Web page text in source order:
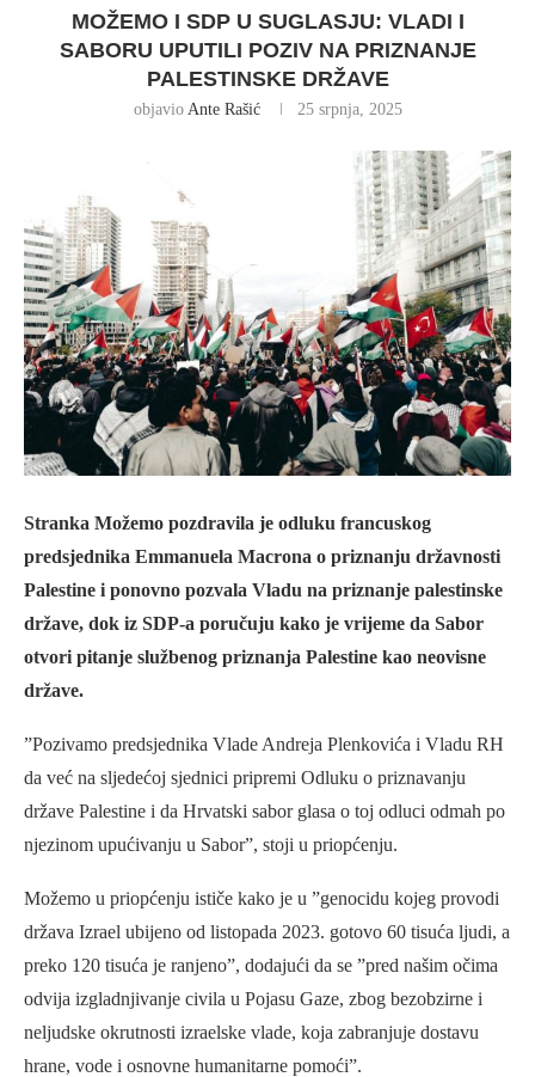
MOŽEMO I SDP U SUGLASJU: VLADI I
SABORU UPUTILI POZIV NA PRIZNANJE
PALESTINSKE DRŽAVE
objavio Ante Rašić 25 srpnja, 2025
Stranka Možemo pozdravila je odluku francuskog
predsjednika Emmanuela Macrona o priznanju državnosti
Palestine i ponovno pozvala Vladu na priznanje palestinske
države, dok iz SDP-a poručuju kako je vrijeme da Sabor
otvori pitanje službenog priznanja Palestine kao neovisne
države.
”Pozivamo predsjednika Vlade Andreja Plenkovića i Vladu RH
da već na sljedećoj sjednici pripremi Odluku o priznavanju
države Palestine i da Hrvatski sabor glasa o toj odluci odmah po
njezinom upućivanju u Sabor”, stoji u priopćenju.
Možemo u priopćenju ističe kako je u ”genocidu kojeg provodi
država Izrael ubijeno od listopada 2023. gotovo 60 tisuća ljudi, a
preko 120 tisuća je ranjeno”, dodajući da se ”pred našim očima
odvija izgladnjivanje civila u Pojasu Gaze, zbog bezobzirne i
neljudske okrutnosti izraelske vlade, koja zabranjuje dostavu
hrane, vode i osnovne humanitarne pomoći”.